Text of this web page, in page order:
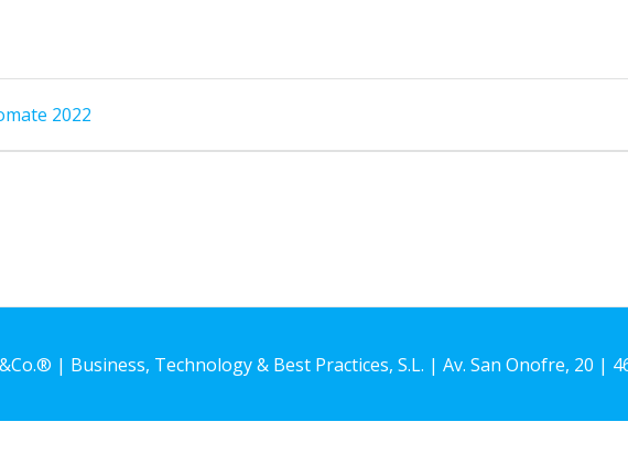
2022
| Business, Technology & Best Practices, S.L. | Av. San Onofre, 20 |